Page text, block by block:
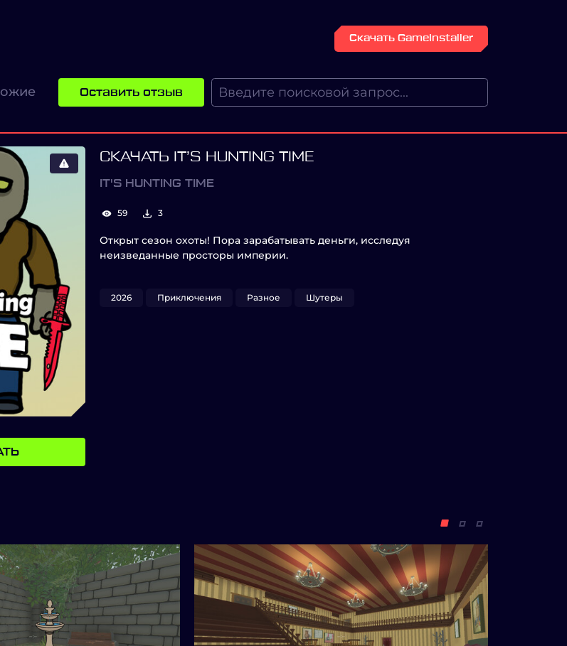
Скачать GameInstaller
Оставить отзыв
СКАЧАТЬ IT’S HUNTING TIME
IT'S HUNTING TIME
59 3
Открыт сезон охоты! Пора зарабатывать деньги, исследуя
неизведанные просторы империи.
2026 Приключения Разное Шутеры